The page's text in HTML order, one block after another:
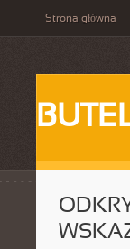
Strona główna